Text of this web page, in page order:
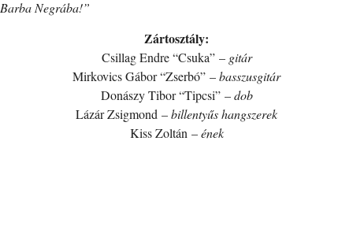
Barba Negrába!”
Zártosztály:
Csillag Endre “Csuka” – gitár
Mirkovics Gábor “Zserbó” –basszusgitár
Donászy Tibor “Tipcsi” –dob
Lázár Zsigmond –billentyűs hangszerek
Kiss Zoltán –ének